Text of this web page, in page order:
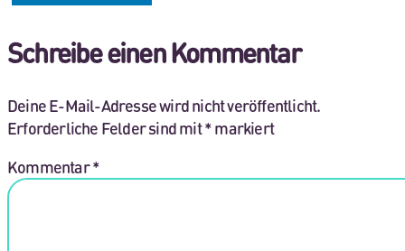
Schreibe einen Kommentar
Deine E-Mail-Adresse wird nicht veröffentlicht.
Erforderliche Felder sind mit*markiert
Kommentar*